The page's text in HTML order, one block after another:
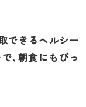
できるヘルシー
、朝食にもぴっ